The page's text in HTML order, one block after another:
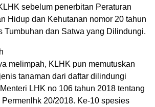
sebelum penerbitan Peraturan
Hidup dan Kehutanan nomor 20 tahun
Tumbuhan dan Satwa yang Dilindungi.
melimpah, KLHK pun memutuskan
tanaman dari daftar dilindungi
LHK no 106 tahun 2018 tentang
20/2018. Ke-10 spesies